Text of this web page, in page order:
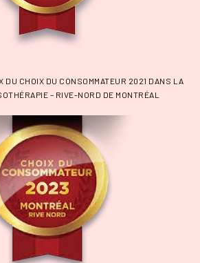
DU CHOIX DU CONSOMMATEUR 2021 DANS LA
– RIVE-NORD DE MONTRÉAL